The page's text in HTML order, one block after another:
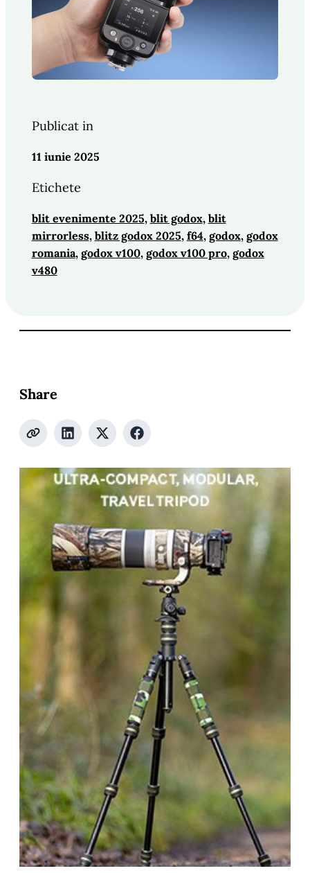
Publicat in
11 iunie 2025
Etichete
blit evenimente 2025, blit godox, blit
mirrorless, blitz godox 2025, f64, godox, godox
romania, godox v100, godox v100 pro, godox
v480
Share